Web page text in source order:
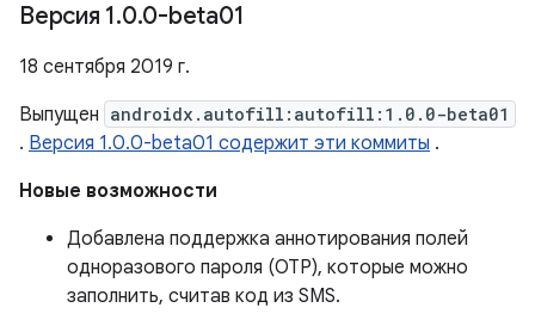
Версия 1.0.0-beta01
18 сентября 2019 г.
Выпущен androidx.autofill:autofill:1.0.0-beta01
. Версия 1.0.0-beta01 содержит эти коммиты .
Новые возможности
Добавлена ​​поддержка аннотирования полей
одноразового пароля (OTP), которые можно
заполнить, считав код из SMS.